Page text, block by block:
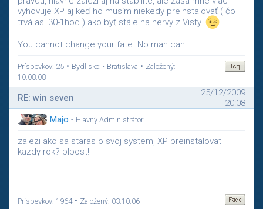
vyhovuje XP aj keď ho musím niekedy preinstalovať ( čo
trvá asi 30-1hod ) ako byť stále na nervy z Visty..
You cannot change your fate. No man can.
Príspevkov: 25 • Bydlisko: • Bratislava • Založený:
10.08.08
RE: win seven
25/12/2009
20:08
Majo - Hlavný Administrátor
zalezi ako sa staras o svoj system, XP preinstalovat
kazdy rok? blbost!
Príspevkov: 1964• Založený: 03.10.06